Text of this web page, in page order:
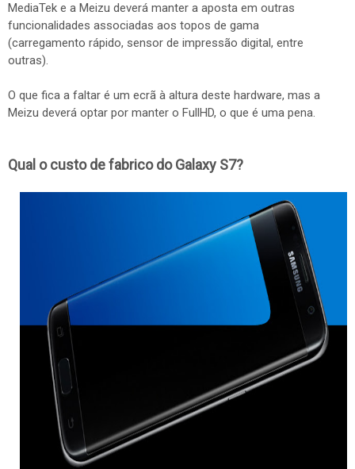
MediaTek e a Meizu deverá manter a aposta em outras
funcionalidades associadas aos topos de gama
(carregamento rápido, sensor de impressão digital, entre
outras).
O que fica a faltar é um ecrã à altura deste hardware, mas a
Meizu deverá optar por manter o FullHD, o que é uma pena.
Qual o custo de fabrico do Galaxy S7?